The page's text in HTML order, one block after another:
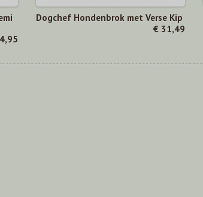
Dogchef Hondenbrok met Verse Kip
€ 31,49